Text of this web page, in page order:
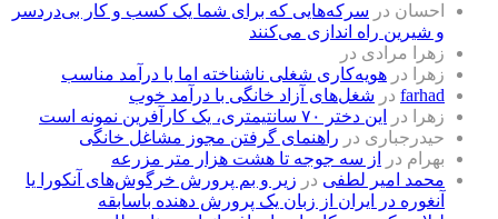
احسان در سرکه‌هایی که برای شما یک کسب و کار بی‌دردسر
و شیرین راه اندازی می‌کنند
زهرا مرادی در
زهرا
در هویه‌کاری شغلی ناشناخته اما با درآمد مناسب
farhad در شغل‌های آزاد خانگی با درآمد خوب
زهرا
در
این دختر ۷۰ سانتیمتری، یک کارآفرین نمونه است
حیدرجباری در راهنمای گرفتن مجوز مشاغل خانگی
بهرام در
از سه جوجه تا هشت هزار متر مزرعه
محمد امیر لطفی در زیر و بم پرورش خرگوش‌های آنکورا یا
آنغوره در ایران از زبان یک پرورش دهنده باسابقه